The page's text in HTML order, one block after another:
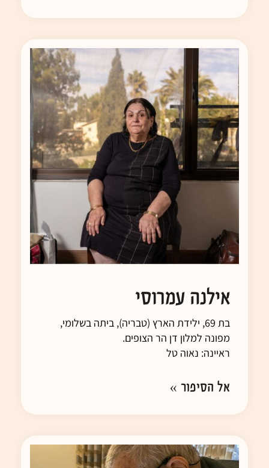
אילנה עמרוסי
בת 69, ילידת הארץ (טבריה), ביתה בשלומי,
מפונה למלון דן הר הצופים.
ראיינה: נאוה טל
אל הסיפור »